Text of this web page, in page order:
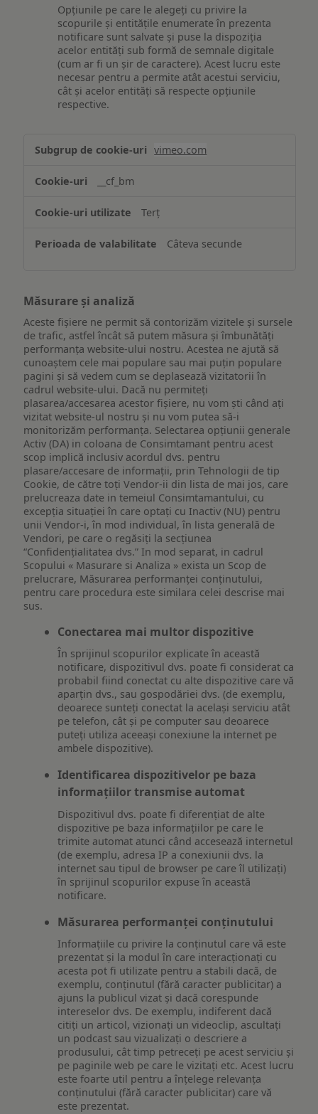
Opțiunile pe care le alegeți cu privire la
scopurile și entitățile enumerate în prezenta
notificare sunt salvate și puse la dispoziția
acelor entități sub formă de semnale digitale
(cum ar fi un șir de caractere). Acest lucru este
necesar pentru a permite atât acestui serviciu,
cât și acelor entități să respecte opțiunile
respective.
funcționalităților
ului
vimeo.com
__cf_bm
Terț
Câteva secunde
Măsurare și analiză
Aceste fișiere ne permit să contorizăm vizitele și sursele
de trafic, astfel încât să putem măsura și îmbunătăți
performanța website-ului nostru. Acestea ne ajută să
cunoaștem cele mai populare sau mai puțin populare
pagini și să vedem cum se deplasează vizitatorii în
cadrul website-ului. Dacă nu permiteți
plasarea/accesarea acestor fișiere, nu vom ști când ați
vizitat website-ul nostru și nu vom putea să-i
monitorizăm performanța. Selectarea opțiunii generale
Activ (DA) in coloana de Consimtamant pentru acest
scop implică inclusiv acordul dvs. pentru
plasare/accesare de informații, prin Tehnologii de tip
Cookie, de către toți Vendor-ii din lista de mai jos, care
prelucreaza date in temeiul Consimtamantului, cu
excepția situației în care optați cu Inactiv (NU) pentru
unii Vendor-i, în mod individual, în lista generală de
Vendori, pe care o regăsiți la secțiunea
“Confidențialitatea dvs.” In mod separat, in cadrul
Scopului « Masurare si Analiza » exista un Scop de
prelucrare, Măsurarea performanței conținutului,
pentru care procedura este similara celei descrise mai
sus.
Conectarea mai multor dispozitive
În sprijinul scopurilor explicate în această
notificare, dispozitivul dvs. poate fi considerat ca
probabil fiind conectat cu alte dispozitive care vă
aparțin dvs., sau gospodăriei dvs. (de exemplu,
deoarece sunteți conectat la același serviciu atât
pe telefon, cât și pe computer sau deoarece
puteți utiliza aceeași conexiune la internet pe
ambele dispozitive).
Identificarea dispozitivelor pe baza
informațiilor transmise automat
Dispozitivul dvs. poate fi diferențiat de alte
dispozitive pe baza informațiilor pe care le
trimite automat atunci când accesează internetul
(de exemplu, adresa IP a conexiunii dvs. la
internet sau tipul de browser pe care îl utilizați)
în sprijinul scopurilor expuse în această
notificare.
Măsurarea performanței conținutului
Informațiile cu privire la conținutul care vă este
prezentat și la modul în care interacționați cu
acesta pot fi utilizate pentru a stabili dacă, de
exemplu, conținutul (fără caracter publicitar) a
ajuns la publicul vizat și dacă corespunde
intereselor dvs. De exemplu, indiferent dacă
citiți un articol, vizionați un videoclip, ascultați
un podcast sau vizualizați o descriere a
produsului, cât timp petreceți pe acest serviciu și
pe paginile web pe care le vizitați etc. Acest lucru
este foarte util pentru a înțelege relevanța
conținutului (fără caracter publicitar) care vă
este prezentat.